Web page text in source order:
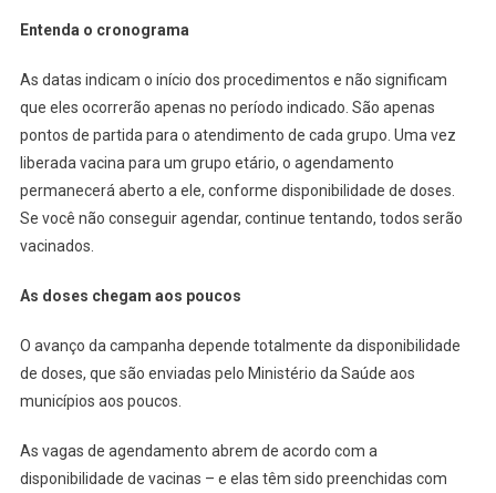
Entenda o cronograma
As datas indicam o início dos procedimentos e não significam
que eles ocorrerão apenas no período indicado. São apenas
pontos de partida para o atendimento de cada grupo. Uma vez
liberada vacina para um grupo etário, o agendamento
permanecerá aberto a ele, conforme disponibilidade de doses.
Se você não conseguir agendar, continue tentando, todos serão
vacinados.
As doses chegam aos poucos
O avanço da campanha depende totalmente da disponibilidade
de doses, que são enviadas pelo Ministério da Saúde aos
municípios aos poucos.
As vagas de agendamento abrem de acordo com a
disponibilidade de vacinas – e elas têm sido preenchidas com